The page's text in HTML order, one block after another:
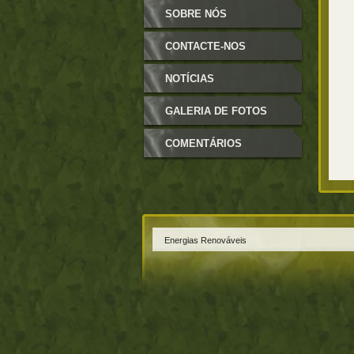
ENERGIAS RENOVÁVEIS
SOBRE NÓS
CONTACTE-NOS
NOTÍCIAS
GALERIA DE FOTOS
COMENTÁRIOS
Energias Renováveis